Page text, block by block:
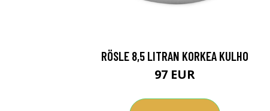
RÖSLE 8,5 LITRAN KORKEA KULHO
97 EUR